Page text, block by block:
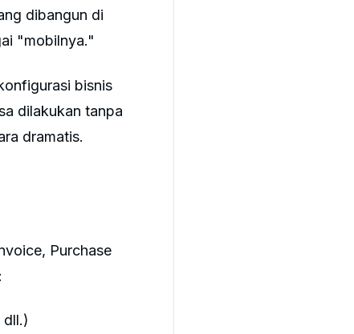
dibangun di
"mobilnya."
bisnis
dilakukan tanpa
dramatis.
Purchase
dll.)